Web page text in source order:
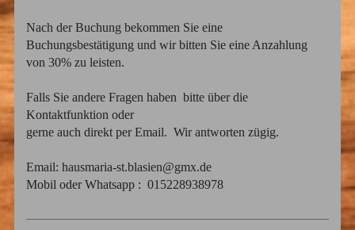
Nach der Buchung bekommen Sie eine
Buchungsbestätigung und wir bitten Sie eine Anzahlung
von 30% zu leisten.
Falls Sie andere Fragen haben bitte über die
Kontaktfunktion oder
gerne auch direkt per Email. Wir antworten zügig.
Email: hausmaria-st.blasien@gmx.de
Mobil oder Whatsapp : 015228938978